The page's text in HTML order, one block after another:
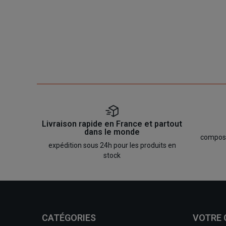
Livraison rapide en France et partout
dans le monde
expédition sous 24h pour les produits en
stock
CATÉGORIES VOTRE